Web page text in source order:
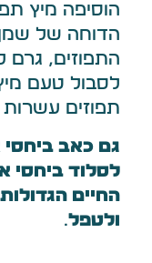
הוסיפה מיץ
הדוחה של
התפוזים, גרם
לסבול טעם
תפוזים
גם כאב
לסלוד ביחסי
החיים
ולטפל.